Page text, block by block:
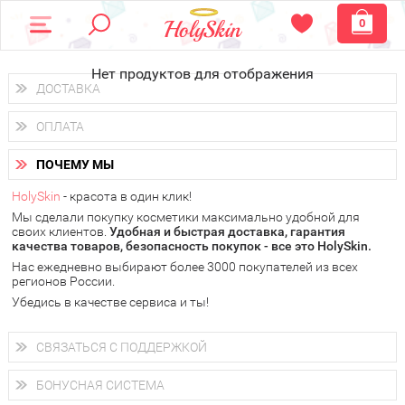
0
Нет продуктов для отображения
ДОСТАВКА
Доставка осуществляетсяпо всем городам России.
Вы можете выбрать доставку курьером, Почтой России или
получить заказ в пунктах выдачи PickPoint или пункте
самовывоза.
В 20 городах России доставка осуществляется ужена
следующий день.
у Вас всегда есть возможность получитьбесплатную
доставку от HolySkin.
подробнее об условиях доставки и оплаты в Вашем городе
ОПЛАТА
Вы можете оплатить свой заказ любым удобным способом:
наличными деньгами (
через интернет-банк (Альфа-банк, Сбербанк) и другими
электронными способами.
ПОЧЕМУ МЫ
HolySkin - красота в один клик!
Мы сделали покупку косметики максимально удобной для
своих клиентов. Удобная и быстрая доставка, гарантия
качества товаров, безопасность покупок - все это HolySkin.
Нас ежедневно выбирают более 3000 покупателей из всех
регионов России.
Убедись в качестве сервиса и ты!
СВЯЗАТЬСЯ С ПОДДЕРЖКОЙ
+7 (800) 707-24-55
Мы будем рады ответить на все Ваши вопросы по работе
магазина, проконсультировать по товарам, рассказать о
БОНУСНАЯ СИСТЕМА